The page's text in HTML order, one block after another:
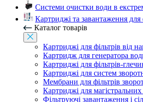
Системи очистки води в
Картриджі та завантаження для
Каталог товарів
Картриджі для фільтрів від
Картридж для генератора
Картриджі для фільтрів-
Картриджі для систем
Мембрани для фільтрів
Картриджі для магістральних
Фільтруючі завантаження і